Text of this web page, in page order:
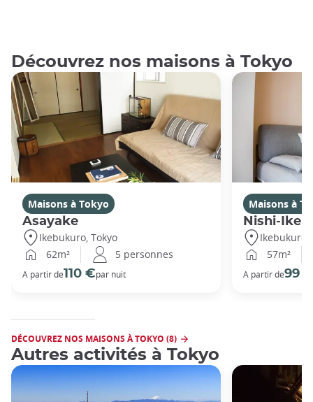
Découvrez nos maisons à Tokyo
Maisons à Tokyo
Asayake
Ikebukuro, Tokyo
62m²
5 personnes
A partir de110 €par nuit
Maisons à
Nishi-
Ikebukuro,
57m²
A partir de99 €
DÉCOUVREZ NOS MAISONS À TOKYO (8)
Autres activités à Tokyo